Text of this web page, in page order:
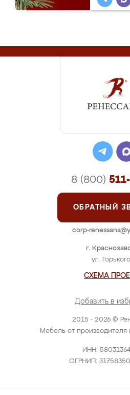
2015 - 2026 ©
Мебель от производителя
ИНН:
ОГРНИП:
г.
ул.
СХЕМА
Добавить в
8 (800)
ОБРАТНЫЙ
corp-